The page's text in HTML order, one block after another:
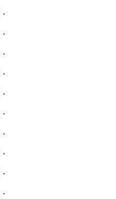
·
·
·
·
·
·
·
·
·
·